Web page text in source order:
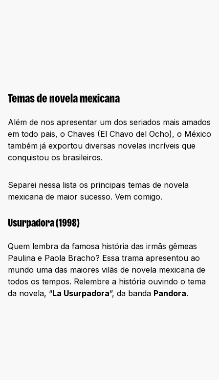
Temas de novela mexicana
Além de nos apresentar um dos seriados mais amados
em todo pais, o Chaves (El Chavo del Ocho), o México
também já exportou diversas novelas incríveis que
conquistou os brasileiros.
Separei nessa lista os principais temas de novela
mexicana de maior sucesso. Vem comigo.
Usurpadora (1998)
Quem lembra da famosa história das irmãs gêmeas
Paulina e Paola Bracho? Essa trama apresentou ao
mundo uma das maiores vilãs de novela mexicana de
todos os tempos. Relembre a história ouvindo o tema
da novela, “La Usurpadora”, da banda Pandora.